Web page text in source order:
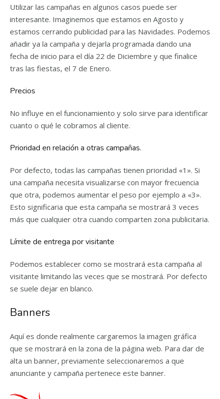
Utilizar las campañas en algunos casos puede ser
interesante. Imaginemos que estamos en Agosto y
estamos cerrando publicidad para las Navidades. Podemos
añadir ya la campaña y dejarla programada dando una
fecha de inicio para el día 22 de Diciembre y que finalice
tras las fiestas, el 7 de Enero.
Precios
No influye en el funcionamiento y solo sirve para identificar
cuanto o qué le cobramos al cliente.
Prioridad en relación a otras campañas.
Por defecto, todas las campañas tienen prioridad «1». Si
una campaña necesita visualizarse con mayor frecuencia
que otra, podemos aumentar el peso por ejemplo a «3».
Esto significaria que esta campaña se mostrará 3 veces
más que cualquier otra cuando comparten zona publicitaria.
Límite de entrega por visitante
Podemos establecer como se mostrará esta campaña al
visitante limitando las veces que se mostrará. Por defecto
se suele dejar en blanco.
Banners
Aquí es donde realmente cargaremos la imagen gráfica
que se mostrará en la zona de la página web. Para dar de
alta un banner, previamente seleccionaremos a que
anunciante y campaña pertenece este banner.